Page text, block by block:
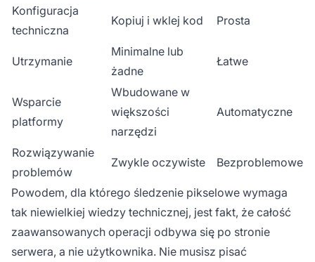
Konfiguracja
techniczna
Kopiuj i wklej kod Prosta
Utrzymanie
Minimalne lub
żadne
Łatwe
Wsparcie
platformy
Wbudowane w
większości
narzędzi
Automatyczne
Rozwiązywanie
problemów
Zwykle oczywiste Bezproblemowe
Powodem, dla którego śledzenie pikselowe wymaga
tak niewielkiej wiedzy technicznej, jest fakt, że całość
zaawansowanych operacji odbywa się po stronie
serwera, a nie użytkownika. Nie musisz pisać